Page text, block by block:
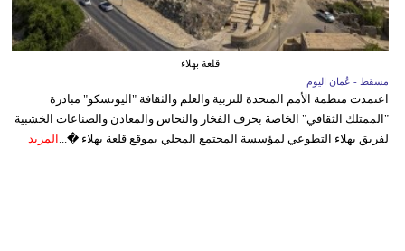
قلعة بهلاء
مسقط - عُمان اليوم
اعتمدت منظمة الأمم المتحدة للتربية والعلم والثقافة "اليونسكو" مبادرة
"الممتلك الثقافي" الخاصة بحرف الفخار والنحاس والمعادن والصناعات الخشبية
لفريق بهلاء التطوعي لمؤسسة المجتمع المحلي بموقع قلعة بهلاء �... المزيد